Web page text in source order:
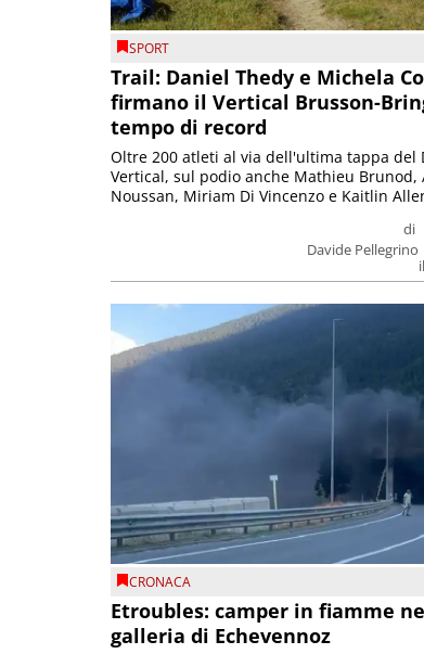
SPORT
Trail: Daniel Thedy e Michela
firmano il Vertical Brusson-
tempo di record
di
Davide Pellegrino
Oltre 200 atleti al via dell'ultima tappa del
Vertical, sul podio anche Mathieu Brunod,
Noussan, Miriam Di Vincenzo e Kaitlin
CRONACA
Etroubles: camper in fiamme
galleria di Echevennoz